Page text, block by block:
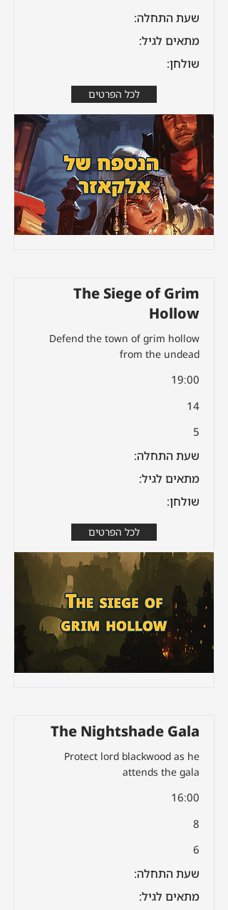
שעת התחלה:
מתאים לגיל:
שולחן:
לכל הפרטים
The Siege of Grim
Hollow
Defend the town of grim hollow
from the undead
19:00
14
5
שעת התחלה:
מתאים לגיל:
שולחן:
לכל הפרטים
The Nightshade Gala
Protect lord blackwood as he
attends the gala
16:00
8
6
שעת התחלה:
מתאים לגיל: